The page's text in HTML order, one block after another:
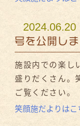
2024.06.20
号を公開しま
施設内での楽し
盛りだくさん。
ご覧ください。
笑顔施だよりは